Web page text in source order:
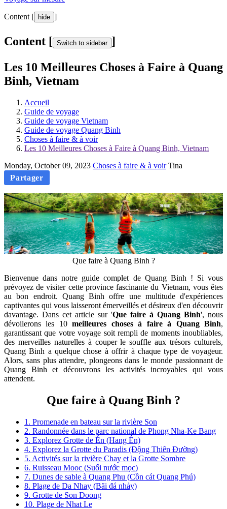
Content [ hide ]
Content [ Switch to sidebar ]
Les 10 Meilleures Choses à Faire à Quang
Binh, Vietnam
Accueil
Guide de voyage
Guide de voyage Vietnam
Guide de voyage Quang Binh
Choses à faire & à voir
Les 10 Meilleures Choses à Faire à Quang Binh, Vietnam
Monday, October 09, 2023 Choses à faire & à voir Tina
Partager
Que faire à Quang Binh ?
Bienvenue dans notre guide complet de Quang Binh ! Si vous
prévoyez de visiter cette province fascinante du Vietnam, vous êtes
au bon endroit. Quang Binh offre une multitude d'expériences
captivantes qui vous laisseront émerveillés et désireux d'en découvrir
davantage. Dans cet article sur 'Que faire à Quang Binh', nous
dévoilerons les 10meilleures choses à faire à Quang Binh,
garantissant que votre voyage soit rempli de moments inoubliables,
des merveilles naturelles à couper le souffle aux trésors culturels,
Quang Binh a quelque chose à offrir à chaque type de voyageur.
Alors, sans plus attendre, plongeons dans le monde passionnant de
Quang Binh et découvrons les activités incroyables qui vous
attendent.
Que faire à Quang Binh ?
1. Promenade en bateau sur la rivière Son
2. Randonnée dans le parc national de Phong Nha-Ke Bang
3. Explorez Grotte de Én (Hang Én)
4. Explorez la Grotte du Paradis (Động Thiên Đường)
5. Activités sur la rivière Chay et la Grotte Sombre
6. Ruisseau Mooc (Suối nước mọc)
7. Dunes de sable à Quang Phu (Cồn cát Quang Phú)
8. Plage de Da Nhay (Bãi đá nhảy)
9. Grotte de Son Doong
10. Plage de Nhat Le